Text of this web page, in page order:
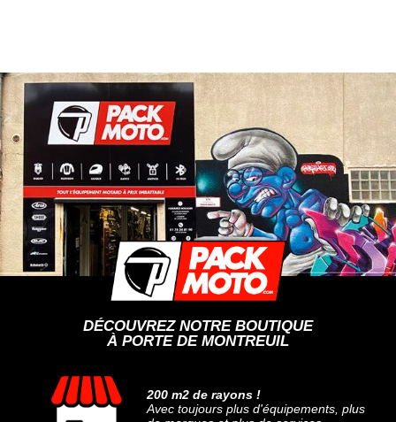
DÉCOUVREZ NOTRE BOUTIQUE
À PORTE DE MONTREUIL
200 m2 de rayons !
Avec toujours plus d'équipements, plus